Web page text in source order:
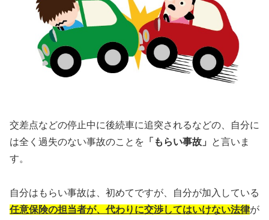
交差点などの停止中に後続車に追突されるなどの、自分に
は全く過失のない事故のことを 「もらい事故」
と言いま
す。
自分はもらい事故は、初めてですが、自分が加入している
任意保険の担当者が、代わりに交渉してはいけない法律が